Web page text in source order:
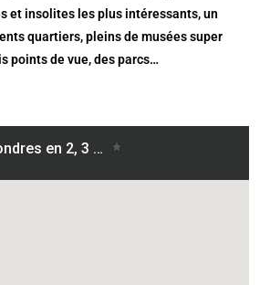
et insolites les plus intéressants, un
quartiers, pleins de musées super
points de vue, des parcs…